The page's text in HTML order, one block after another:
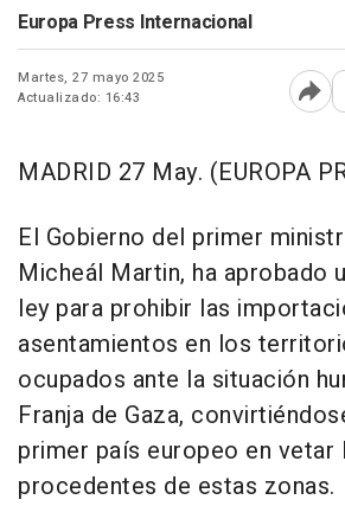
Europa Press Internacional
Martes, 27 mayo 2025
Actualizado: 16:43
MADRID 27 May. (EUROPA
El Gobierno del primer
Micheál Martin, ha aprobado
ley para prohibir las
asentamientos en los
ocupados ante la situación
Franja de Gaza,
primer país europeo en vetar
procedentes de estas zonas.